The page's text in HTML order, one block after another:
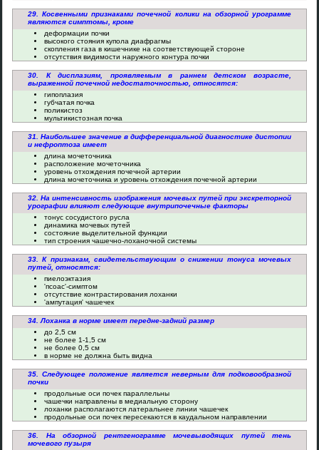
29. Косвенными признаками почечной колики на обзорной урограмме
являются симптомы, кроме
деформации почки
высокого стояния купола диафрагмы
скопления газа в кишечнике на соответствующей стороне
отсутствия видимости наружного контура почки
30. К дисплазиям, проявляемым в раннем детском возрасте,
выраженной почечной недостаточностью, относятся:
гипоплазия
губчатая почка
поликистоз
мультикистозная почка
31. Наибольшее значение в дифференциальной диагностике дистопии
и нефроптоза имеет
длина мочеточника
расположение мочеточника
уровень отхождения почечной артерии
длина мочеточника и уровень отхождения почечной артерии
32. На интенсивность изображения мочевых путей при экскреторной
урографии влияют следующие внутрипочечные факторы
тонус сосудистого русла
динамика мочевых путей
состояние выделительной функции
тип строения чашечно-лоханочной системы
33. К признакам, свидетельствующим о снижении тонуса мочевых
путей, относятся:
пиелоэктазия
'псоас'-симптом
отсутствие контрастирования лоханки
'ампутация' чашечек
34. Лоханка в норме имеет передне-задний размер
до 2,5 см
не более 1-1,5 см
не более 0,5 см
в норме не должна быть видна
35. Следующее положение является неверным для подковообразной
почки
продольные оси почек параллельны
чашечки направлены в медиальную сторону
лоханки располагаются латеральнее линии чашечек
продольные оси почек пересекаются в каудальном направлении
36. На обзорной рентгенограмме мочевыводящих путей тень
мочевого пузыря